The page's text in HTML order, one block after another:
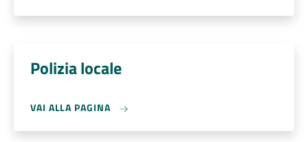
Polizia locale
VAI ALLA PAGINA